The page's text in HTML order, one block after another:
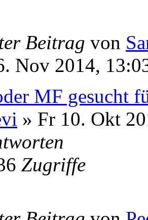
Beitrag von
Nov 2014,
MF gesucht
» Fr 10. Okt
Zugriffe